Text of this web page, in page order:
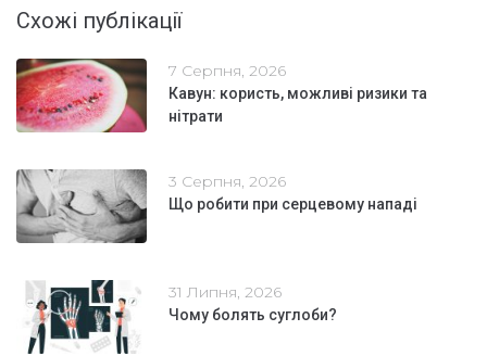
Схожі публікації
7 Серпня, 2026
Кавун: користь, можливі ризики та
нітрати
3 Серпня, 2026
Що робити при серцевому нападі
31 Липня, 2026
Чому болять суглоби?